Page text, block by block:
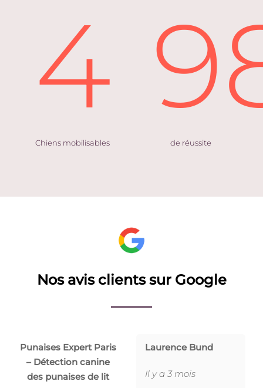
4
Chiens mobilisables de réussite
Nos avis clients sur Google
Punaises Expert Paris
– Détection canine
des punaises de lit
Laurence Bund
Il y a 3 mois